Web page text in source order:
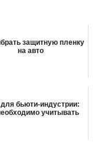
защитную пленку
на авто
бьюти-индустрии:
учитывать